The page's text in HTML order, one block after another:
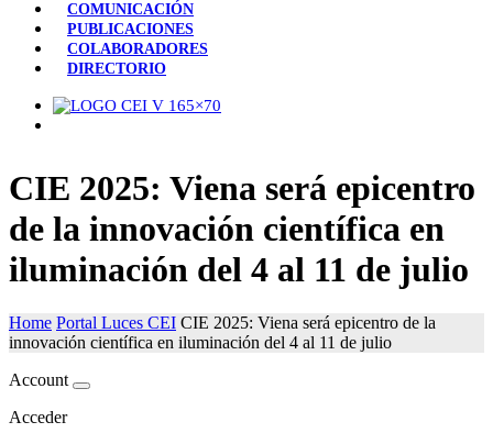
COMUNICACIÓN
PUBLICACIONES
COLABORADORES
DIRECTORIO
CIE 2025: Viena será epicentro
de la innovación científica en
iluminación del 4 al 11 de julio
Home Portal Luces CEI CIE 2025: Viena será epicentro de la
innovación científica en iluminación del 4 al 11 de julio
Account
Acceder